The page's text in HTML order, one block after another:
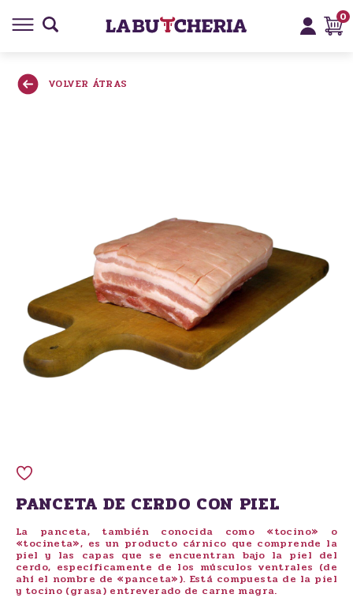
0
VOLVER ÁTRAS
PANCETA DE CERDO CON PIEL
La panceta, también conocida como «tocino» o
«tocineta», es un producto cárnico que comprende la
piel y las capas que se encuentran bajo la piel del
cerdo, específicamente de los músculos ventrales (de
ahí el nombre de «panceta»). Está compuesta de la piel
y tocino (grasa) entreverado de carne magra.